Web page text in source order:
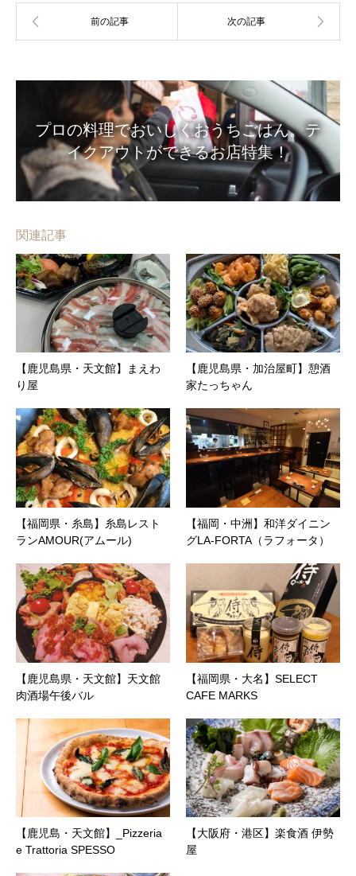
プロの料理でおいしくおうちごはん。テ
イクアウトができるお店特集！
関連記事
【鹿児島県・天文館】まえわ
り屋
【鹿児島県・加治屋町】憩酒
家たっちゃん
【福岡県・糸島】糸島レスト
ランAMOUR(アムール)
【福岡・中洲】和洋ダイニン
グLA-FORTA（ラフォータ）
【鹿児島県・天文館】天文館
肉酒場午後バル
【福岡県・大名】SELECT
CAFE MARKS
【鹿児島・天文館】_Pizzeria
e Trattoria SPESSO
【大阪府・港区】楽食酒 伊勢
屋